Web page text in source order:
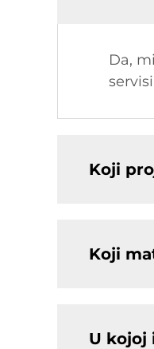
Da,
Koji
Koji
U kojoj